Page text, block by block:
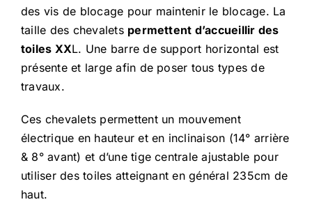
des vis de blocage pour maintenir le blocage. La
taille des chevalets permettent d’accueillir des
toiles XXL. Une barre de support horizontal est
présente et large afin de poser tous types de
travaux.
Ces chevalets permettent un mouvement
électrique en hauteur et en inclinaison (14° arrière
& 8° avant) et d’une tige centrale ajustable pour
utiliser des toiles atteignant en général 235cm de
haut.